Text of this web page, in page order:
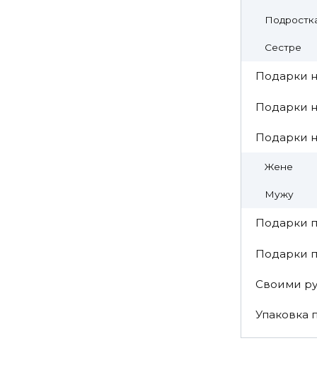
Сестре
Подарки
Подарки
Подарки
Жене
Мужу
Подарки
Подарки
Своими
Упаковка